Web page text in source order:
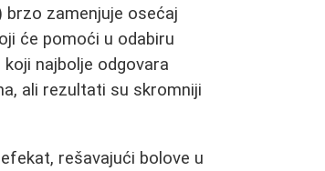
zamenjuje osećaj
će pomoći u odabiru
najbolje odgovara
ali rezultati su skromniji
rešavajući bolove u